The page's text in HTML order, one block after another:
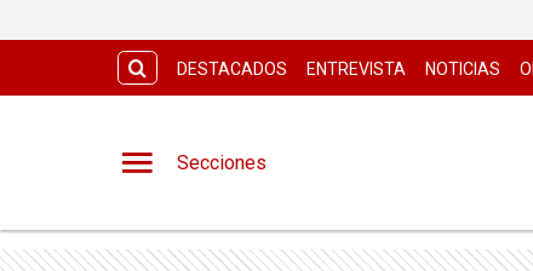
DESTACADOS ENTREVISTA NOTICIAS
Secciones